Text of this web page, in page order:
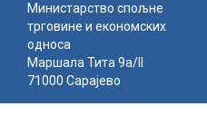
Министарство спољне
трговине и економских
односа
Маршала Тита 9а/II
71000 Сарајево